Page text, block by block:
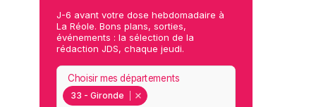
J-6 avant votre dose hebdomadaire à
La Réole. Bons plans, sorties,
événements : la sélection de la
rédaction JDS, chaque jeudi.
33 - Gironde
Choisir mes départements